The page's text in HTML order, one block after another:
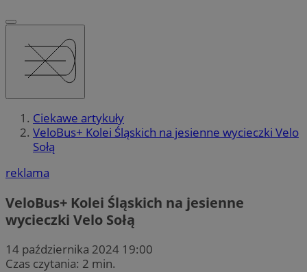
Ciekawe artykuły
VeloBus+ Kolei Śląskich na jesienne wycieczki Velo
Sołą
reklama
VeloBus+ Kolei Śląskich na jesienne
wycieczki Velo Sołą
14 października 2024 19:00
Czas czytania: 2 min.